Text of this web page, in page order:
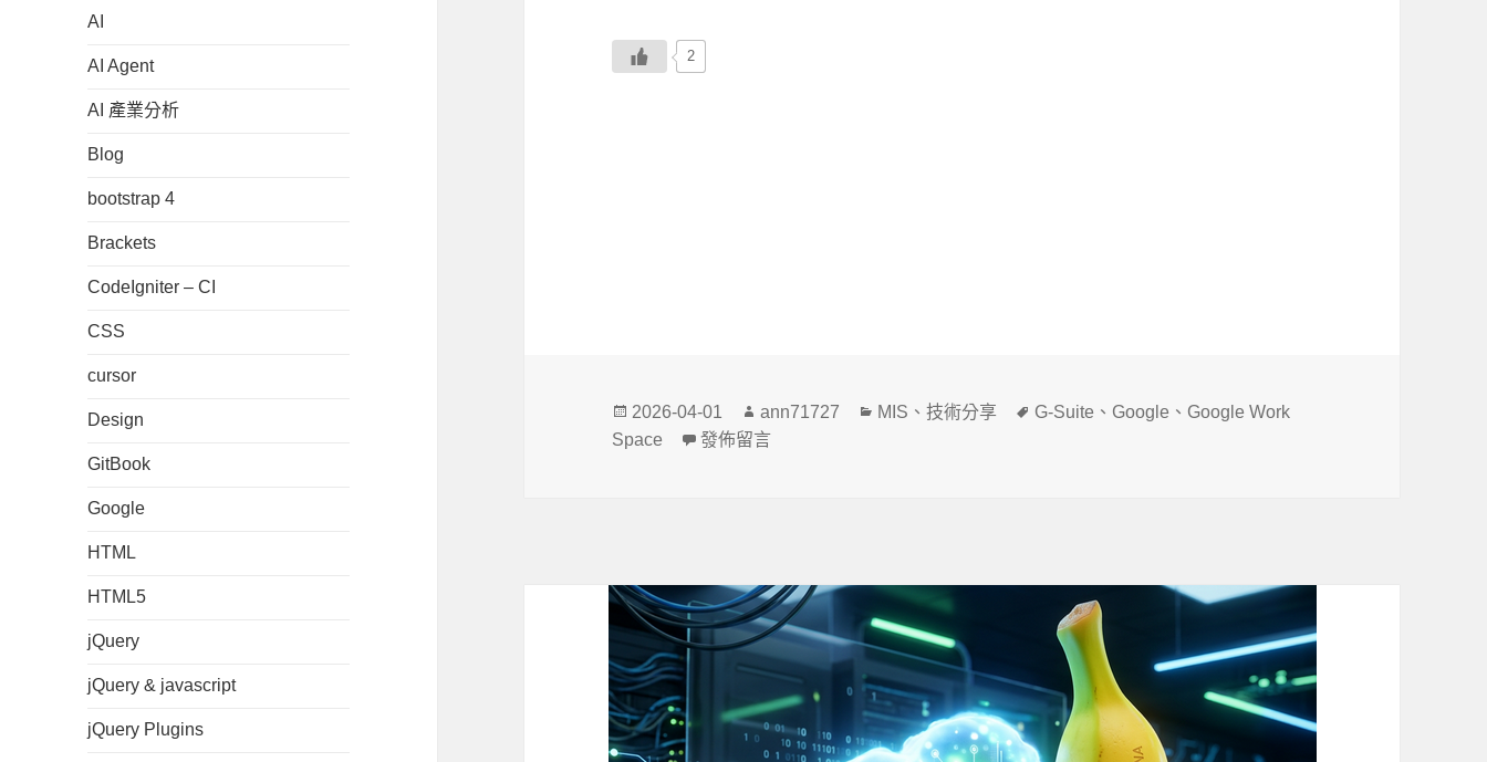
AI
AI Agent
AI 產業分析
Blog
bootstrap 4
Brackets
CodeIgniter – CI
CSS
cursor
Design
GitBook
Google
HTML
HTML5
jQuery
jQuery & javascript
jQuery Plugins
2
發
佈
2026-04-01
作
者
ann71727
分
MIS 、技術分享
標
G-Suite 、 Google 、 Google Work
Space
在〈你已經不是我認識的那個 Google 了〉
發佈留言